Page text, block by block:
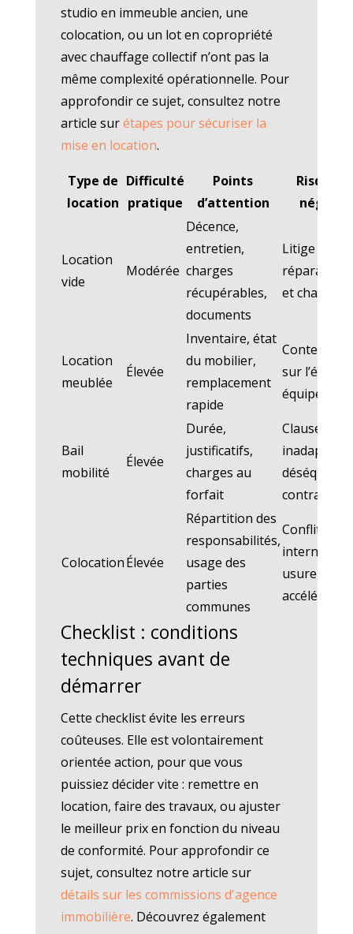
studio en immeuble ancien, une
colocation, ou un lot en copropriété
avec chauffage collectif n’ont pas la
même complexité opérationnelle. Pour
approfondir ce sujet, consultez notre
article surétapes pour sécuriser la
mise en location.
Type de
location
Difficulté
pratique
Points
d’attention
Risque si
négligé
Location
vide
Modérée
Décence,
entretien,
charges
récupérables,
documents
Litige sur
réparations
et charges
Location
meublée
Élevée
Inventaire, état
du mobilier,
remplacement
rapide
sur l’état
Bail
mobilité
Élevée
Durée,
justificatifs,
charges au
forfait
Clauses
inadaptées,
contractuel
ColocationÉlevée
Répartition des
responsabilités,
usage des
parties
communes
Conflits
internes,
usure
accélérée
Checklist : conditions
techniques avant de
démarrer
Cette checklist évite les erreurs
coûteuses. Elle est volontairement
orientée action, pour que vous
puissiez décider vite : remettre en
location, faire des travaux, ou ajuster
le meilleur prix en fonction du niveau
de conformité. Pour approfondir ce
sujet, consultez notre article sur
détails sur les commissions d'agence
immobilière. Découvrez également